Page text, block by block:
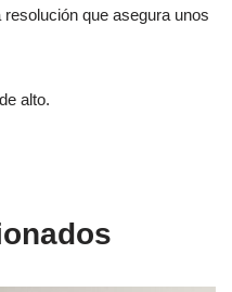
que asegura unos
alto.